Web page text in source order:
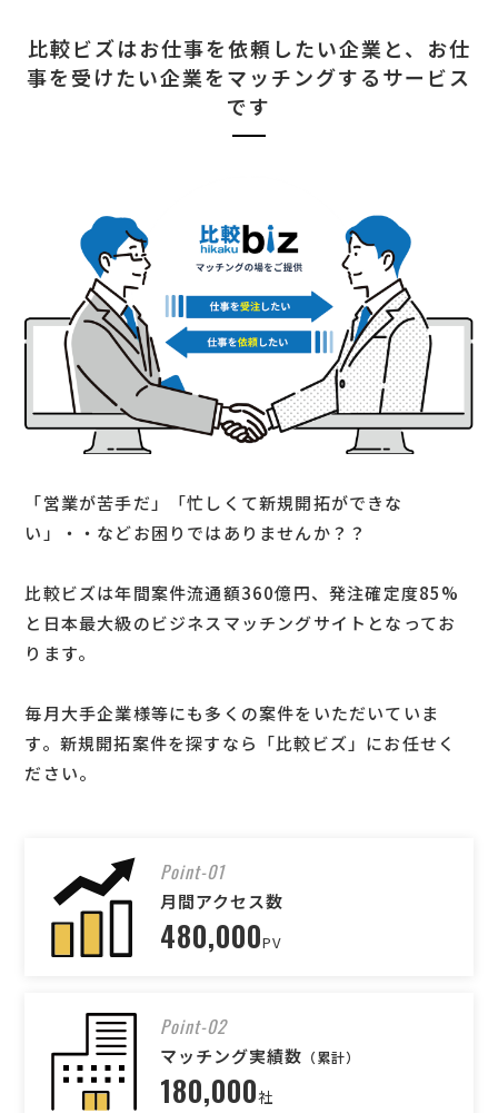
比較ビズはお仕事を依頼したい企業と、 お仕
事を受けたい企業をマッチングするサービス
です
「営業が苦手だ」「忙しくて新規開拓ができな
い」・・などお困りではありませんか？？
比較ビズは年間案件流通額360億円、発注確定度85%
と日本最大級のビジネスマッチングサイトとなってお
ります。
毎月大手企業様等にも多くの案件をいただいていま
す。新規開拓案件を探すなら「比較ビズ」にお任せく
ださい。
Point-01
月間アクセス数
480,000PV
Point-02
マッチング実績数 （累計）
180,000社